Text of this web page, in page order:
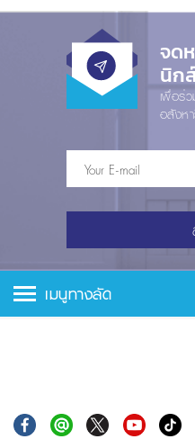
จด
นิก
เพื่อร่
อสังห
เมนูทางลัด